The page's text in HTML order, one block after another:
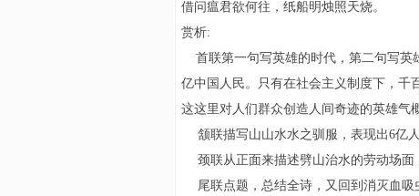
借问瘟君欲何往，纸船明烛照天烧。
赏析:
首联第一句写英雄的时代，第二句写英
亿中国人民。只有在社会主义制度下，千
这这里对人们群众创造人间奇迹的英雄气
颔联描写山山水水之驯服，表现出6亿人
颈联从正面来描述劈山治水的劳动场面
尾联点题，总结全诗，又回到消灭血吸